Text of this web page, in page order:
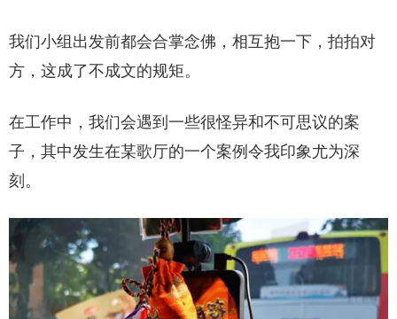
我们小组出发前都会合掌念佛，相互抱一下，拍拍对
方，这成了不成文的规矩。
在工作中，我们会遇到一些很怪异和不可思议的案
子，其中发生在某歌厅的一个案例令我印象尤为深
刻。